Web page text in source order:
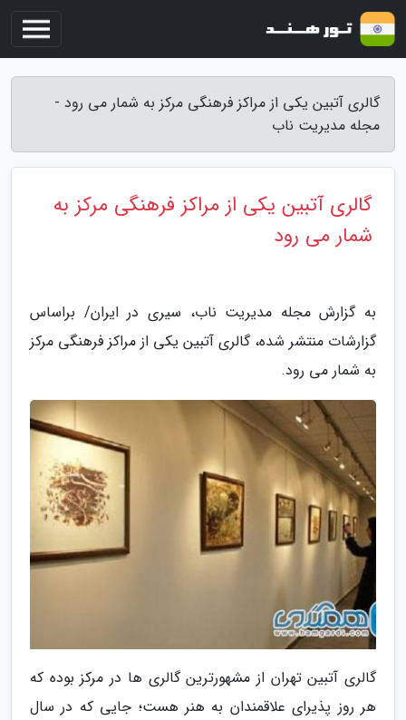
گالری آتبین یکی از مراکز فرهنگی مرکز به شمار می رود -
مجله مدیریت ناب
گالری آتبین یکی از مراکز فرهنگی مرکز به
شمار می رود
به گزارش مجله مدیریت ناب، سیری در ایران/ براساس
گزارشات منتشر شده، گالری آتبین یکی از مراکز فرهنگی مرکز
به شمار می رود.
گالری آتبین تهران از مشهورترین گالری ها در مرکز بوده که
هر روز پذیرای علاقمندان به هنر هست؛ جایی که در سال